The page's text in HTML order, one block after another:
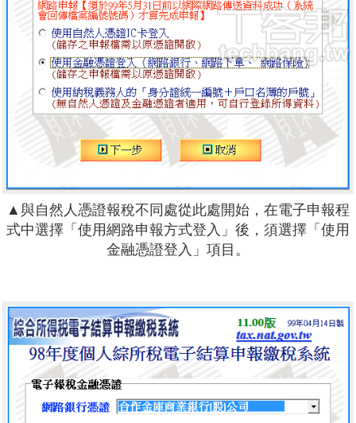
▲與自然人憑證報稅不同處從此處開始，在電子申報程
式中選擇「使用網路申報方式登入」後，須選擇「使用
金融憑證登入」項目。